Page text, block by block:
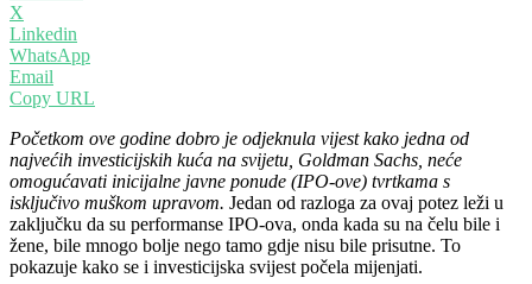
X
Linkedin
WhatsApp
Email
Copy URL
Početkom ove godine dobro je odjeknula vijest kako jedna od
najvećih investicijskih kuća na svijetu, Goldman Sachs, neće
omogućavati inicijalne javne ponude (IPO-ove) tvrtkama s
isključivo muškom upravom. Jedan od razloga za ovaj potez leži u
zaključku da su performanse IPO-ova, onda kada su na čelu bile i
žene, bile mnogo bolje nego tamo gdje nisu bile prisutne. To
pokazuje kako se i investicijska svijest počela mijenjati.